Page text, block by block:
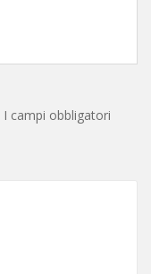
I campi obbligatori